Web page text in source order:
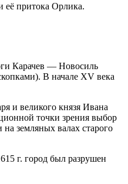
её притока Орлика.
Карачев — Новосиль
В начале XV века
и великого князя Ивана
точки зрения выбор
на земляных валах старого
г. город был разрушен